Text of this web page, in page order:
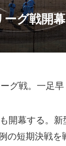
グ戦開
グ戦。一足早
開幕する。
の短期決戦